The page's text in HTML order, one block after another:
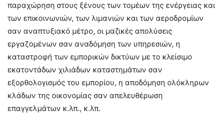
παραχώρηση στους ξένους των τομέων της ενέργειας και
των επικοινωνιών, των λιμανιών και των αεροδρομίων
σαν αναπτυξιακό μέτρο, οι μαζικές απολύσεις
εργαζομένων σαν αναδόμηση των υπηρεσιών, η
καταστροφή των εμπορικών δικτύων με το κλείσιμο
εκατοντάδων χιλιάδων καταστημάτων σαν
εξορθολογισμός του εμπορίου, η αποδόμηση ολόκληρων
κλάδων της οικονομίας σαν απελευθέρωση
επαγγελμάτων κ.λπ., κ.λπ.